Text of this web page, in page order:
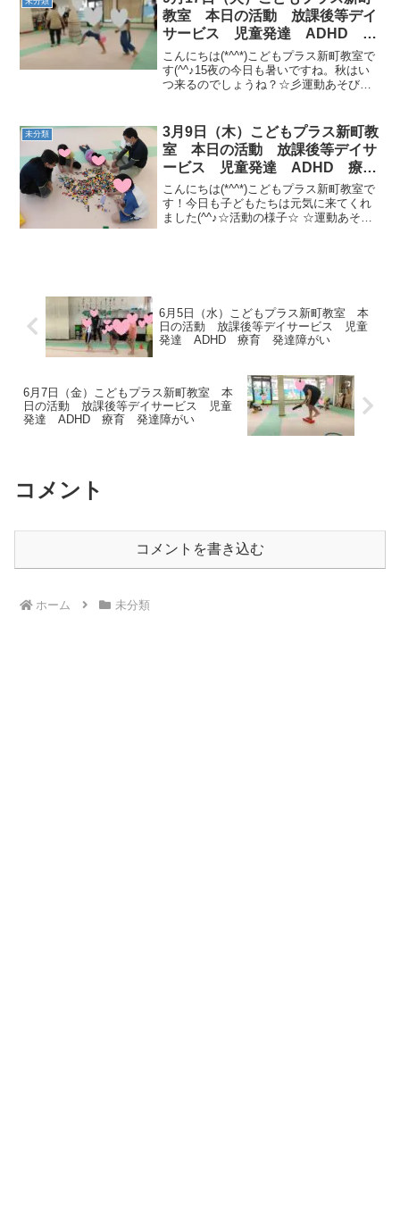
→くねくね平均台...
教室 本日の活動 放課後等デイ
サービス 児童発達 ADHD 療
育 発達障がい
こんにちは(*^^*)こどもプラス新町教室で
す(^^♪15夜の今日も暑いですね。秋はい
つ来るのでしょうね？☆彡運動あそび・
ボール転がし→的当て→ボール転が
し （同時に...
未分類
3月9日（木）こどもプラス新町教
室 本日の活動 放課後等デイサ
ービス 児童発達 ADHD 療
育 発達障がい
こんにちは(*^^*)こどもプラス新町教室で
す！今日も子どもたちは元気に来てくれ
ました(^^♪☆活動の様子☆ ☆運動あそび
6月5日（水）こどもプラス新町教室 本
日の活動 放課後等デイサービス 児童
発達 ADHD 療育 発達障がい
6月7日（金）こどもプラス新町教室 本
日の活動 放課後等デイサービス 児童
発達 ADHD 療育 発達障がい
コメント
コメントを書き込む
ホーム 未分類